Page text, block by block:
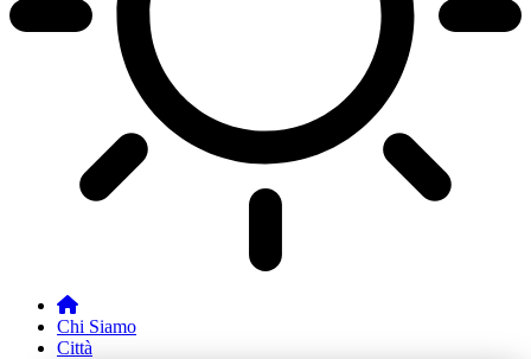
Chi Siamo
Città